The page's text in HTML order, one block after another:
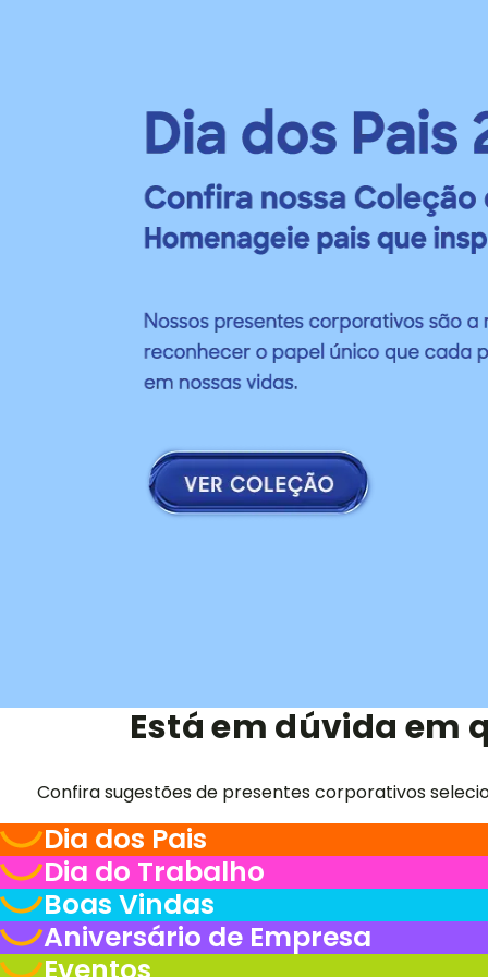
Está em dúvida em
Confira sugestões de presentes corporativos
Dia dos Pais
Dia do Trabalho
Boas Vindas
Aniversário de Empresa